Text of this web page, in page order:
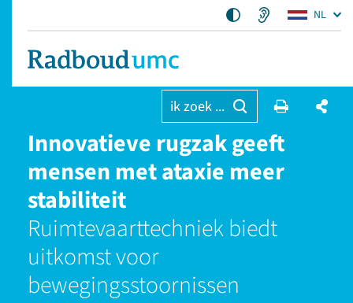
NL
ik zoek ...
Innovatieve rugzak geeft
mensen met ataxie meer
stabiliteit
Ruimtevaarttechniek biedt
uitkomst voor
bewegingsstoornissen